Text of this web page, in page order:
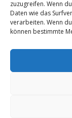
zuzugreifen. Wenn
Daten wie das
verarbeiten. Wenn
können bestimmte
Copyright
Alle Rechte
Portal mit
sowie
jeweiligen